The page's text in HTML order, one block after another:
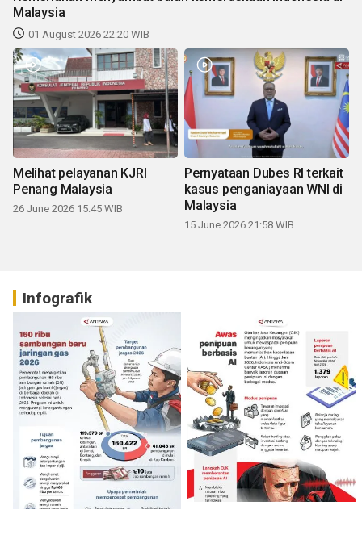
Malaysia
01 August 2026 22:20 WIB
Melihat pelayanan KJRI
Penang Malaysia
26 June 2026 15:45 WIB
Pernyataan Dubes RI terkait
kasus penganiayaan WNI di
Malaysia
15 June 2026 21:58 WIB
Infografik